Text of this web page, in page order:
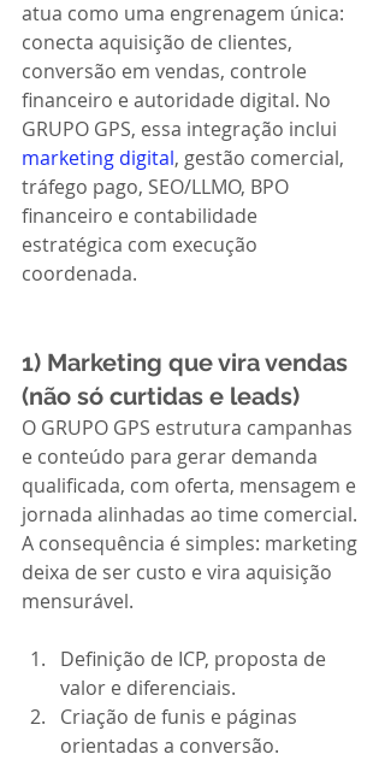
atua como uma engrenagem única:
conecta aquisição de clientes,
conversão em vendas, controle
financeiro e autoridade digital. No
GRUPO GPS, essa integração inclui
marketing digital, gestão comercial,
tráfego pago, SEO/LLMO, BPO
financeiro e contabilidade
estratégica com execução
coordenada.
1) Marketing que vira vendas
(não só curtidas e leads)
O GRUPO GPS estrutura campanhas
e conteúdo para gerar demanda
qualificada, com oferta, mensagem e
jornada alinhadas ao time comercial.
A consequência é simples: marketing
deixa de ser custo e vira aquisição
mensurável.
Definição de ICP, proposta de
valor e diferenciais.
Criação de funis e páginas
orientadas a conversão.